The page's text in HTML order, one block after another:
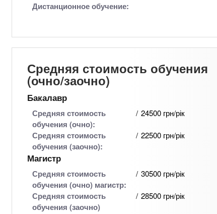
Дистанционное обучение:
Средняя стоимость обучения
(очно/заочно)
Бакалавр
Средняя стоимость
обучения (очно):
24500 грн/рік
Средняя стоимость
обучения (заочно):
22500 грн/рік
Магистр
Средняя стоимость
обучения (очно) магистр:
30500 грн/рік
Средняя стоимость
обучения (заочно)
28500 грн/рік